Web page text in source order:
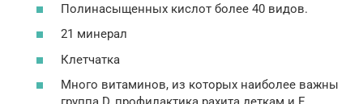
Полинасыщенных кислот более 40 видов.
21 минерал
Клетчатка
Много витаминов, из которых наиболее важны